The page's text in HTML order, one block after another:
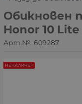
Обикновен
Honor 10 Lite
Арт.№: 609287
НЕНАЛИЧЕН